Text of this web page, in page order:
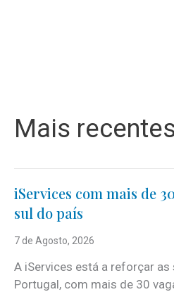
Mais
iServices com mais de
sul do país
7 de Agosto, 2026
A iServices está a reforçar as
Portugal, com mais de 30